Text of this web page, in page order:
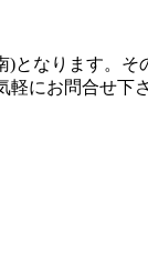
となります。そ
にお問合せ下さ